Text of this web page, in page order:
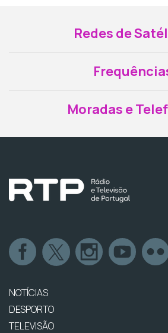
Redes de
Moradas e
NOTÍCIAS
DESPORTO
TELEVISÃO